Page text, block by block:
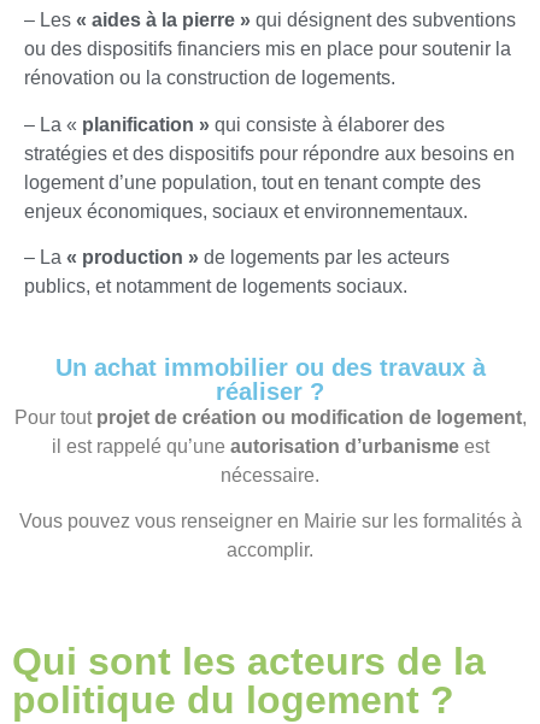
– Les « aides à la pierre » qui désignent des subventions
ou des dispositifs financiers mis en place pour soutenir la
rénovation ou la construction de logements.
– La « planification » qui consiste à élaborer des
stratégies et des dispositifs pour répondre aux besoins en
logement d’une population, tout en tenant compte des
enjeux économiques, sociaux et environnementaux.
– La « production » de logements par les acteurs
publics, et notamment de logements sociaux.
Un achat immobilier ou des travaux à
réaliser ?
Pour toutprojet de création ou modification de logement,
il est rappelé qu’une autorisation d’urbanismeest
nécessaire.
Vous pouvez vous renseigner en Mairie sur les formalités à
accomplir.
Qui sont les acteurs de la
politique du logement ?